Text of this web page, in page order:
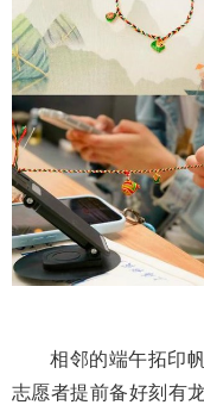
相邻的端午拓印
志愿者提前备好刻有